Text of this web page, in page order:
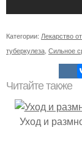
Категории: Лекарство
туберкулеза Сильное
Читайте также
Уход и